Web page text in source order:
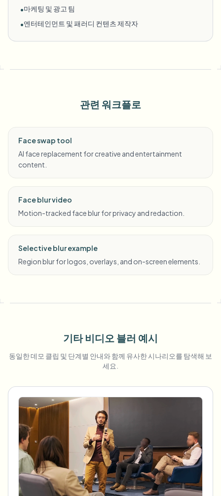
•마케팅 및 광고 팀
•엔터테인먼트 및 패러디 컨텐츠 제작자
관련 워크플로
Face swap tool
AI face replacement for creative and entertainment
content.
Face blur video
Motion-tracked face blur for privacy and redaction.
Selective blur example
Region blur for logos, overlays, and on-screen elements.
기타 비디오 블러 예시
동일한 데모 클립 및 단계별 안내와 함께 유사한 시나리오를 탐색해 보
세요.